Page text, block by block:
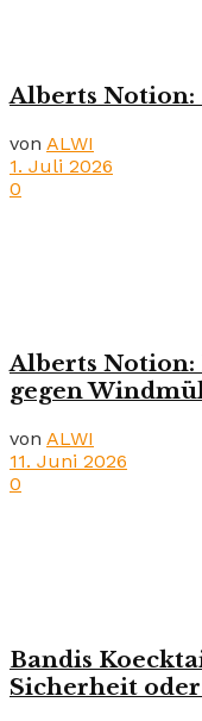
Alberts Notion:
von ALWI
1. Juli 2026
0
Alberts
gegen
von ALWI
11. Juni 2026
0
Bandis
Sicherheit